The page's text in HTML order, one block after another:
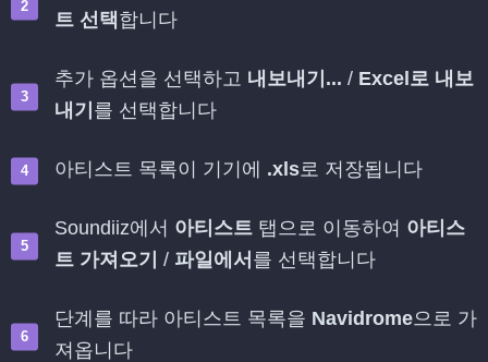
트 선택합니다
추가 옵션을 선택하고 내보내기... / Excel로 내보
내기 를 선택합니다
아티스트 목록이 기기에 .xls로 저장됩니다
Soundiiz에서 아티스트 탭으로 이동하여 아티스
트 가져오기 / 파일에서 를 선택합니다
단계를 따라 아티스트 목록을 Navidrome으로 가
져옵니다